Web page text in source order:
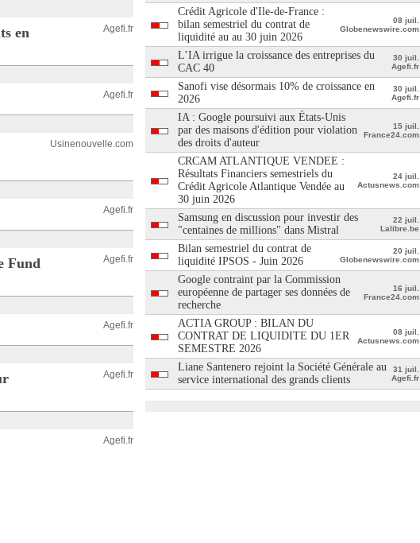
en
Agefi.fr
Agefi.fr
Usinenouvelle.com
Agefi.fr
Fund
Agefi.fr
Agefi.fr
Agefi.fr
Agefi.fr
Crédit Agricole d'Ile-de-France :
bilan semestriel du contrat de
liquidité au au 30 juin 2026
08 juil.
Globenewswire.com
L’IA irrigue la croissance des entreprises du
CAC 40
30 juil.
Agefi.fr
Sanofi vise désormais 10% de croissance en
2026
30 juil.
Agefi.fr
IA : Google poursuivi aux États-Unis
par des maisons d'édition pour violation
des droits d'auteur
15 juil.
France24.com
CRCAM ATLANTIQUE VENDEE :
Résultats Financiers semestriels du
Crédit Agricole Atlantique Vendée au
30 juin 2026
24 juil.
Actusnews.com
Samsung en discussion pour investir des
"centaines de millions" dans Mistral
22 juil.
Lalibre.be
Bilan semestriel du contrat de
liquidité IPSOS - Juin 2026
20 juil.
Globenewswire.com
Google contraint par la Commission
européenne de partager ses données de
recherche
16 juil.
France24.com
ACTIA GROUP : BILAN DU
CONTRAT DE LIQUIDITE DU 1ER
SEMESTRE 2026
08 juil.
Actusnews.com
Liane Santenero rejoint la Société Générale au
service international des grands clients
31 juil.
Agefi.fr